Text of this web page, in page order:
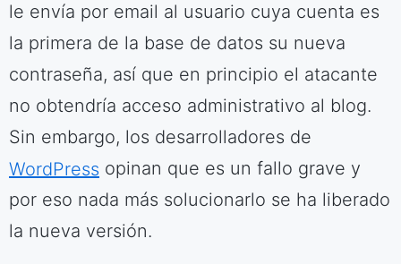
le envía por email al usuario cuya cuenta es
la primera de la base de datos su nueva
contraseña, así que en principio el atacante
no obtendría acceso administrativo al blog.
Sin embargo, los desarrolladores de
WordPress opinan que es un fallo grave y
por eso nada más solucionarlo se ha liberado
la nueva versión.